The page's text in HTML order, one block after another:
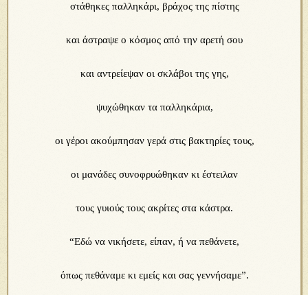
στάθηκες παλληκάρι, βράχος της πίστης
και άστραψε ο κόσμος από την αρετή σου
και αντρείεψαν οι σκλάβοι της γης,
ψυχώθηκαν τα παλληκάρια,
οι γέροι ακούμπησαν γερά στις βακτηρίες τους,
οι μανάδες συνοφρυώθηκαν κι έστειλαν
τους γυιούς τους ακρίτες στα κάστρα.
“Εδώ να νικήσετε, είπαν, ή να πεθάνετε,
όπως πεθάναμε κι εμείς και σας γεννήσαμε”.